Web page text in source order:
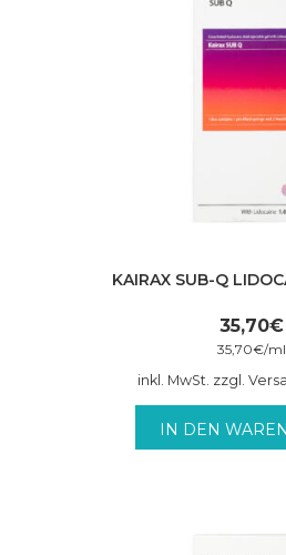
KAIRAX SUB-Q
35,70€
35,70€/ml
inkl. MwSt. zzgl.
IN DEN